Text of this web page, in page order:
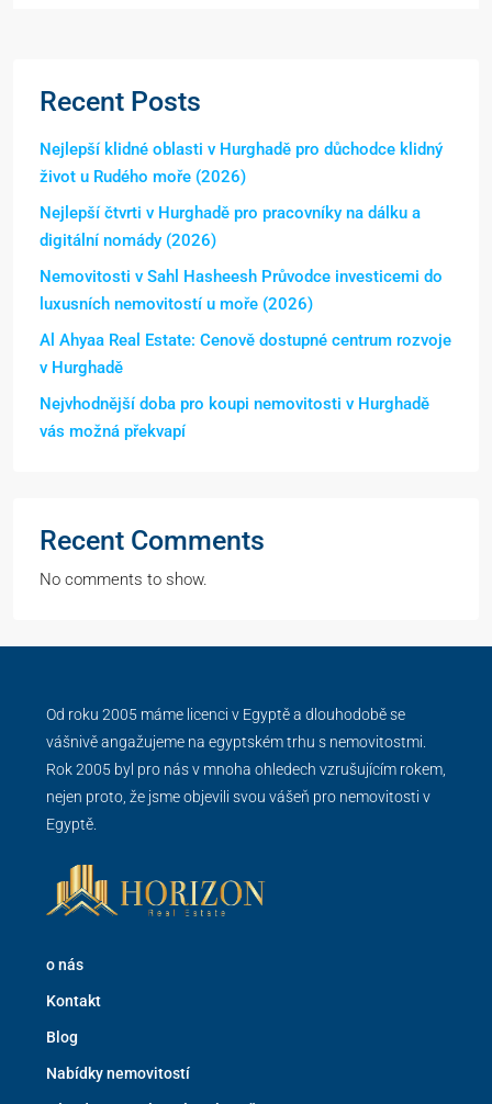
Recent Posts
Nejlepší klidné oblasti v Hurghadě pro důchodce klidný
život u Rudého moře (2026)
Nejlepší čtvrti v Hurghadě pro pracovníky na dálku a
digitální nomády (2026)
Nemovitosti v Sahl Hasheesh Průvodce investicemi do
luxusních nemovitostí u moře (2026)
Al Ahyaa Real Estate: Cenově dostupné centrum rozvoje
v Hurghadě
Nejvhodnější doba pro koupi nemovitosti v Hurghadě
vás možná překvapí
Recent Comments
No comments to show.
Od roku 2005 máme licenci v Egyptě a dlouhodobě se
vášnivě angažujeme na egyptském trhu s nemovitostmi.
Rok 2005 byl pro nás v mnoha ohledech vzrušujícím rokem,
nejen proto, že jsme objevili svou vášeň pro nemovitosti v
Egyptě.
o nás
Kontakt
Blog
Nabídky nemovitostí